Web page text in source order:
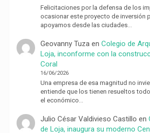
Felicitaciones por la defensa de los
ocasionar este proyecto de inversión
apoyamos desde las ciudades…
Geovanny Tuza enColegio de
Loja, inconforme con la
Coral
16/06/2026
Una empresa de esa magnitud no
entiende que los tienen resueltos
el económico…
Julio César Valdivieso Castillo en
de Loja, inaugura su moderno